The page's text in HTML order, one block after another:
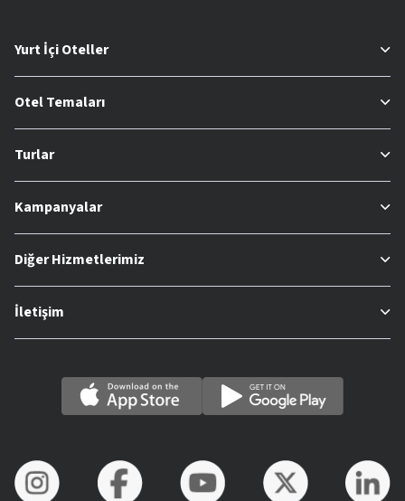
Yurt İçi Oteller
Otel Temaları
Turlar
Kampanyalar
Diğer Hizmetlerimiz
İletişim